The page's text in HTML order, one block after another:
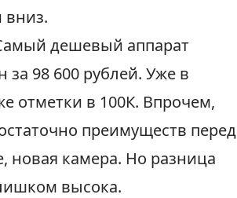
дешевый аппарат
за 98 600 рублей. Уже в
отметки в 100К. Впрочем,
преимуществ перед
новая камера. Но разница
высока.